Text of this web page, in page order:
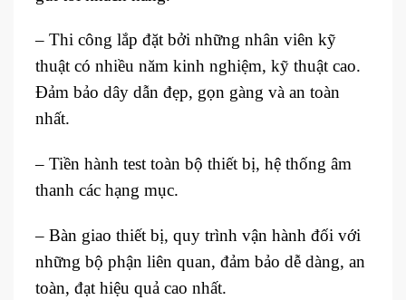
– Thi công lắp đặt bởi những nhân viên kỹ
thuật có nhiều năm kinh nghiệm, kỹ thuật cao.
Đảm bảo dây dẫn đẹp, gọn gàng và an toàn
nhất.
– Tiền hành test toàn bộ thiết bị, hệ thống âm
thanh các hạng mục.
– Bàn giao thiết bị, quy trình vận hành đối với
những bộ phận liên quan, đảm bảo dễ dàng, an
toàn, đạt hiệu quả cao nhất.